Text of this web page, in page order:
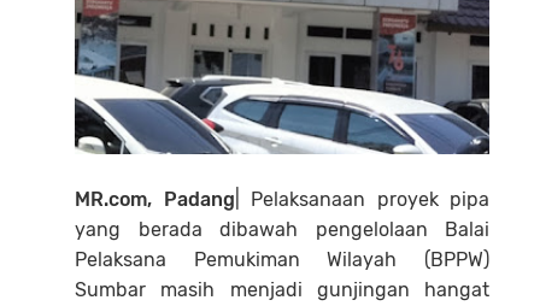
MR.com, Padang | Pelaksanaan proyek pipa
yang berada dibawah pengelolaan Balai
Pelaksana Pemukiman Wilayah (BPPW)
Sumbar masih menjadi gunjingan hangat